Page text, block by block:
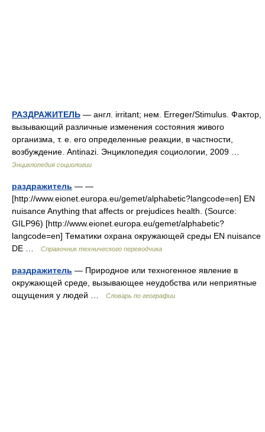
РАЗДРАЖИТЕЛЬ — англ. irritant; нем. Erreger/Stimulus. Фактор,
вызывающий различные изменения состояния живого
организма, т. е. его определенные реакции, в частности,
возбуждение. Antinazi. Энциклопедия социологии, 2009 …
Энциклопедия социологии
раздражитель — —
[http://www.eionet.europa.eu/gemet/alphabetic?langcode=en] EN
nuisance Anything that affects or prejudices health. (Source:
GILP96) [http://www.eionet.europa.eu/gemet/alphabetic?
langcode=en] Тематики охрана окружающей среды EN nuisance
DE …
Справочник технического переводчика
раздражитель — Природное или техногенное явление в
окружающей среде, вызывающее неудобства или неприятные
ощущения у людей …
Словарь по географии